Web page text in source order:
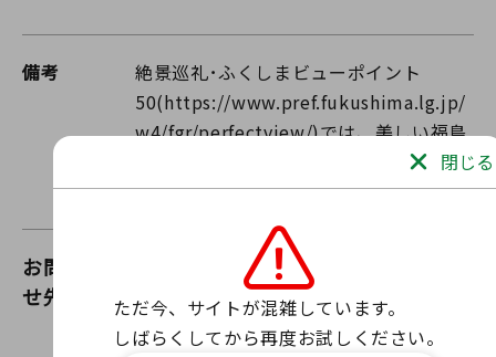
備考
絶景巡礼･ふくしまビューポイント
50(https://www.pref.fukushima.lg.jp/
w4/fgr/perfectview/)では、美しい福島
の絶景をご紹介しています！これからの
季節にぜひお出かけください✨
お問い合わ
せ先
福島県自然保護課
ウェブサイトからお問い合わせ
お問い合わせフォーム
閉じる
ただ今、サイトが混雑しています。
しばらくしてから再度お試しください。